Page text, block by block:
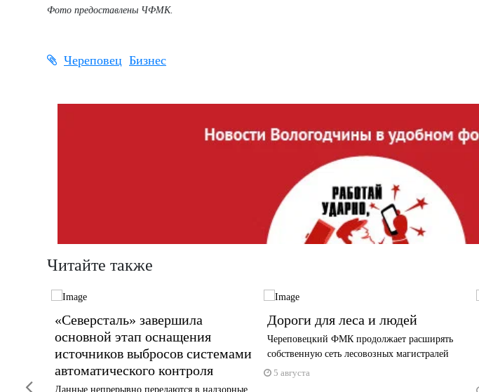
Фото предоставлены ЧФМК.
Череповец Бизнес
Читайте также
«Северсталь» завершила
основной этап оснащения
источников выбросов системами
автоматического контроля
Данные непрерывно передаются в надзорные
Дороги для леса и людей
Череповецкий ФМК продолжает расширять
собственную сеть лесовозных магистралей
5 августа